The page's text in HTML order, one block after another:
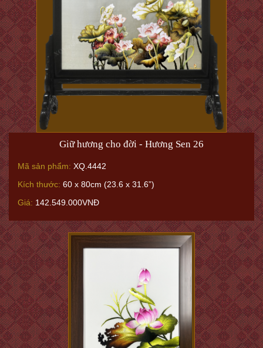
Giữ hương cho đời - Hương Sen 26
Mã sản phẩm: XQ.4442
Kích thước: 60 x 80cm (23.6 x 31.6”)
Giá: 142.549.000VNĐ